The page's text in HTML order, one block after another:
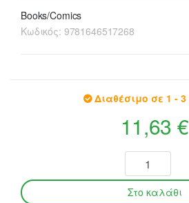
Books/Comics
Κωδικός: 9781646517268
Διαθέσιμο σε 1 -
11,63 €